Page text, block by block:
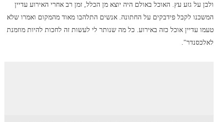
ולבן על גזע עץ. האוכל באולם היה יוצא מן הכלל, זמן רב אחרי האירוע עדיין
המשכנו לקבל פידבקים על החתונה. אנשים התלהבו מאוד מהמקום ואמרו שלא
טעמו עדיין אוכל כזה באירוע. כל מה שנותר לי לעשות זה לחכות להיות מוזמנת
לאלכסנדר".